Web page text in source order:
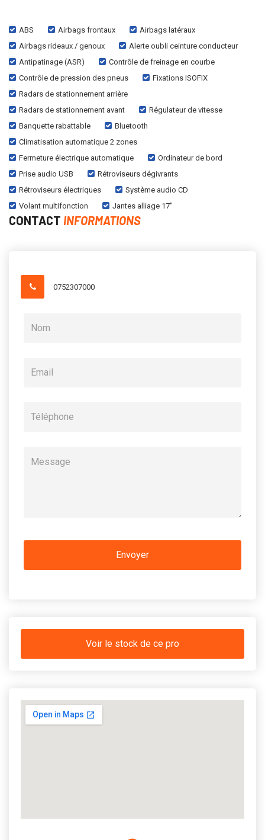
ABS Airbags frontaux
Airbags latéraux
Airbags rideaux / genoux
Alerte oubli ceinture conducteur
Antipatinage (ASR)
Contrôle de freinage en courbe
Contrôle de pression des pneus
Fixations ISOFIX
Radars de stationnement arrière
Radars de stationnement avant
Régulateur de vitesse
Banquette rabattable
Bluetooth
Climatisation automatique 2 zones
Fermeture électrique automatique
Ordinateur de bord
Prise audio USB
Rétroviseurs dégivrants
Rétroviseurs électriques
Système audio CD
Volant multifonction
Jantes alliage 17"
CONTACT INFORMATIONS
0752307000
Voir le stock de ce pro